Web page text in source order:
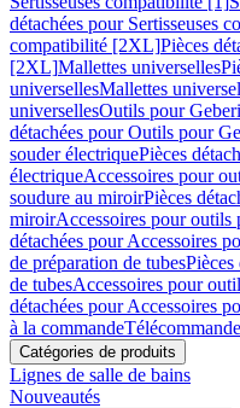
détachées pour Sertisseuses
compatibilité [2XL]Pièces
[2XL]Mallettes universelles
universellesMallettes
universellesOutils pour
détachées pour Outils pour
souder électriquePièces
électriqueAccessoires pour
soudure au miroirPièces
miroirAccessoires pour outils
détachées pour Accessoires
de préparation de tubesPièces
de tubesAccessoires pour
détachées pour Accessoires
à la commande
Catégories de produits
Lignes de salle de bains
Nouveautés